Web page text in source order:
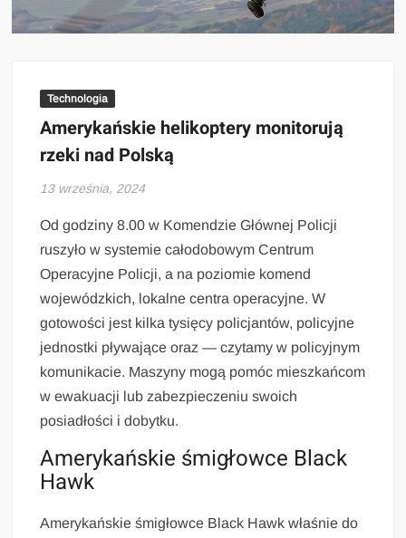
Technologia
Amerykańskie helikoptery monitorują
rzeki nad Polską
13 września, 2024
Od godziny 8.00 w Komendzie Głównej Policji
ruszyło w systemie całodobowym Centrum
Operacyjne Policji, a na poziomie komend
wojewódzkich, lokalne centra operacyjne. W
gotowości jest kilka tysięcy policjantów, policyjne
jednostki pływające oraz — czytamy w policyjnym
komunikacie. Maszyny mogą pomóc mieszkańcom
w ewakuacji lub zabezpieczeniu swoich
posiadłości i dobytku.
Amerykańskie śmigłowce Black
Hawk
Amerykańskie śmigłowce Black Hawk właśnie do